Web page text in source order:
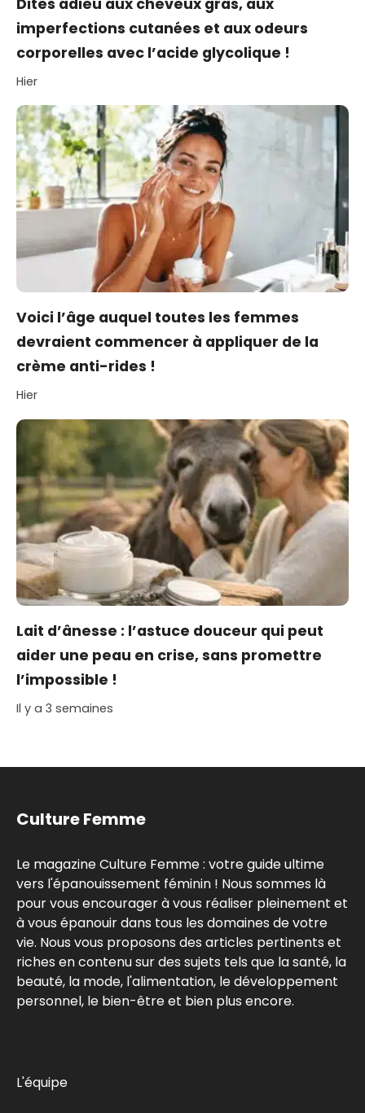
imperfections cutanées et aux odeurs
corporelles avec l’acide glycolique !
Hier
Voici l’âge auquel toutes les femmes
devraient commencer à appliquer de la
crème anti-rides !
Hier
Lait d’ânesse : l’astuce douceur qui peut
aider une peau en crise, sans promettre
l’impossible !
Il y a 3 semaines
Culture Femme
Le magazine Culture Femme : votre guide ultime
vers l'épanouissement féminin ! Nous sommes là
pour vous encourager à vous réaliser pleinement et
à vous épanouir dans tous les domaines de votre
vie. Nous vous proposons des articles pertinents et
riches en contenu sur des sujets tels que la santé, la
beauté, la mode, l'alimentation, le développement
personnel, le bien-être et bien plus encore.
L'équipe